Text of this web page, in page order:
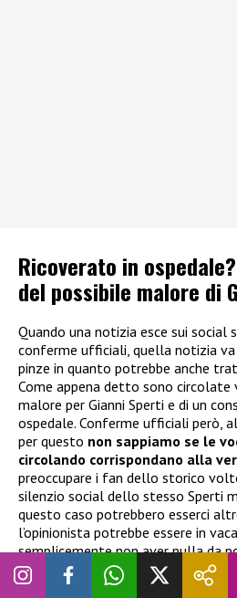
Ricoverato in
del possibile malore di
Quando una notizia esce sui social
conferme ufficiali, quella notizia va
pinze in quanto potrebbe anche
Come appena detto sono circolate
malore per Gianni Sperti e di un
ospedale. Conferme ufficiali però,
per questo non sappiamo se le
circolando corrispondano alla
preoccupare i fan dello storico
silenzio social dello stesso Sperti
questo caso potrebbero esserci
l’opinionista potrebbe essere in
semplicemente non aver nulla da
non essere ancora a conoscenza
stanno circolando.